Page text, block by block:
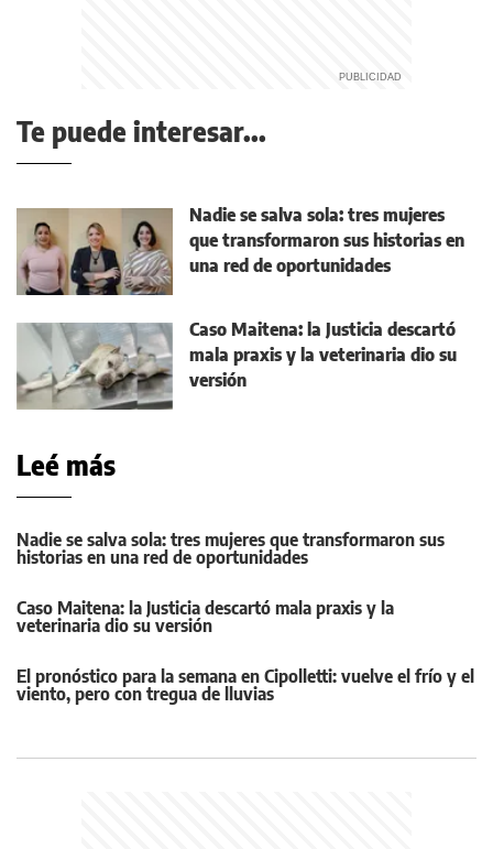
Te puede interesar...
Nadie se salva sola: tres mujeres
que transformaron sus historias en
una red de oportunidades
Caso Maitena: la Justicia descartó
mala praxis y la veterinaria dio su
versión
Leé más
Nadie se salva sola: tres mujeres que transformaron sus
historias en una red de oportunidades
Caso Maitena: la Justicia descartó mala praxis y la
veterinaria dio su versión
El pronóstico para la semana en Cipolletti: vuelve el frío y el
viento, pero con tregua de lluvias